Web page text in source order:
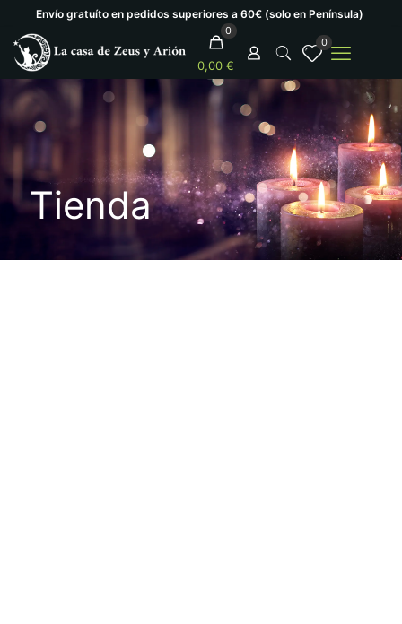
Envío gratuíto en pedidos superiores a 60€ (solo en Península)
0
0,00 €
0
Tienda